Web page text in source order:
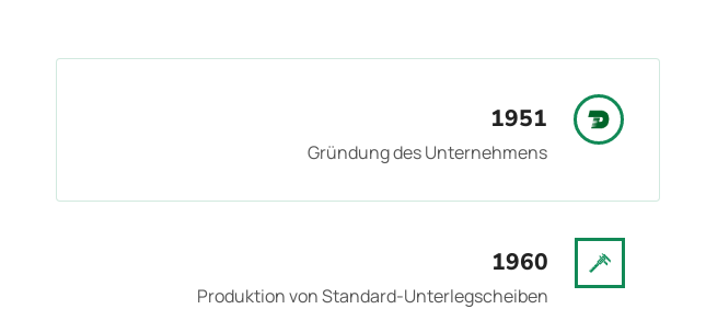
1951
Gründung des Unternehmens
1960
Produktion von Standard-Unterlegscheiben